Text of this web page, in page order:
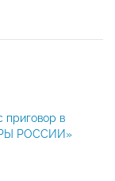
приговор в
РОССИИ»